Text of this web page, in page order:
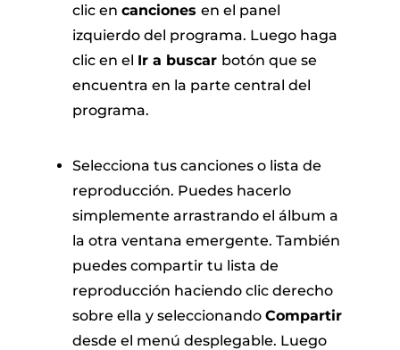
clic en canciones en el panel
izquierdo del programa. Luego haga
clic en el Ir a buscar botón que se
encuentra en la parte central del
programa.
Selecciona tus canciones o lista de
reproducción. Puedes hacerlo
simplemente arrastrando el álbum a
la otra ventana emergente. También
puedes compartir tu lista de
reproducción haciendo clic derecho
sobre ella y seleccionando Compartir
desde el menú desplegable. Luego